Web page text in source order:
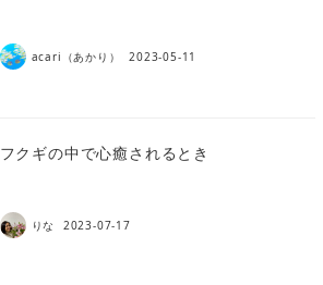
acari（あかり） 2023-05-11
フクギの中で心癒されるとき
りな 2023-07-17